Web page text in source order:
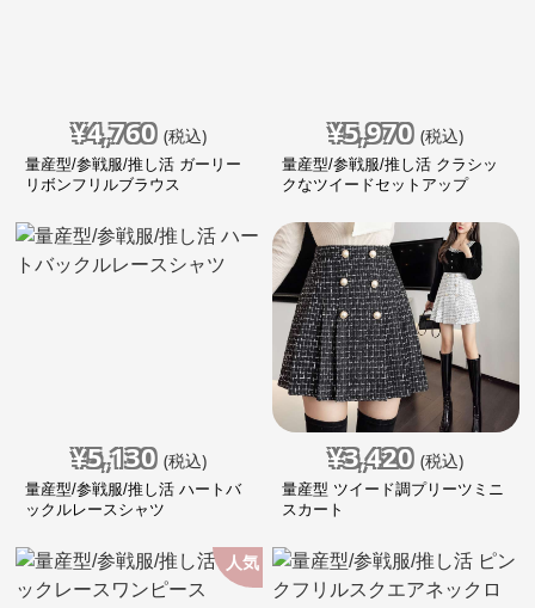
¥4,760 (税込)
量産型/参戦服/推し活 ガーリー
リボンフリルブラウス
¥5,970 (税込)
量産型/参戦服/推し活 クラシッ
クなツイードセットアップ
¥5,130 (税込)
量産型/参戦服/推し活 ハートバ
ックルレースシャツ
¥3,420 (税込)
量産型 ツイード調プリーツミニ
スカート
人気